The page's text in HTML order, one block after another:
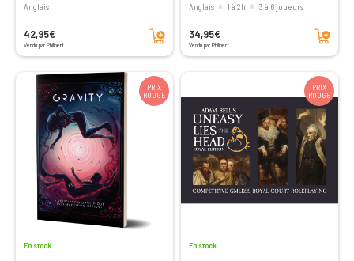
Anglais
42,95€
Vendu par Philibert
Ajouter au panier
Anglais 1 à 2h 3 à 6 joueurs
34,95€
Vendu par Philibert
Ajouter au panier
PRIX
ROUGE
En stock
PRIX
ROUGE
En stock